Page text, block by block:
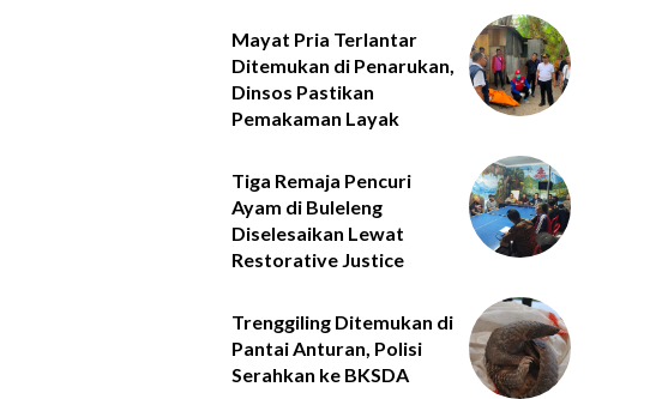
Mayat Pria Terlantar
Ditemukan di Penarukan,
Dinsos Pastikan
Pemakaman Layak
Tiga Remaja Pencuri
Ayam di Buleleng
Diselesaikan Lewat
Restorative Justice
Trenggiling Ditemukan di
Pantai Anturan, Polisi
Serahkan ke BKSDA